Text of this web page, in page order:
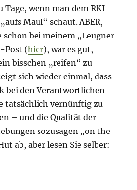
Tage, wenn man dem RKI
Maul“ schaut. ABER,
schon bei meinem „Leugner
Post (hier), war es gut,
bisschen „reifen“ zu
sich wieder einmal, dass
bei den Verantwortlichen
tatsächlich vernünftig zu
– und die Qualität der
sozusagen „on the
ab, aber lesen Sie selber:
nie einer Statistik, …“